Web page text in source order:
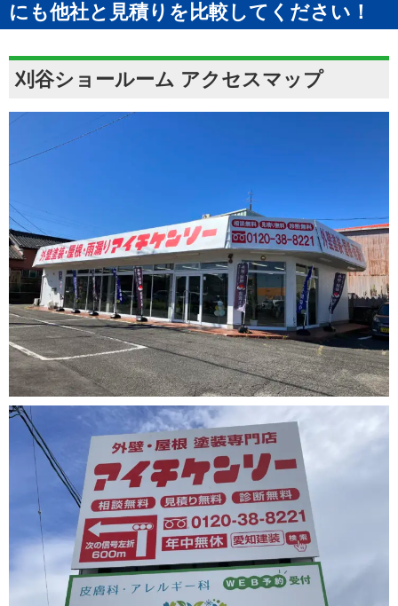
にも他社と見積りを比較してください！
刈谷ショールーム アクセスマップ